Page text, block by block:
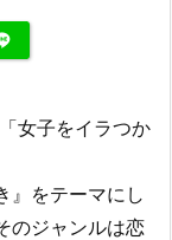
女子をイラつか
』をテーマにし
のジャンルは恋